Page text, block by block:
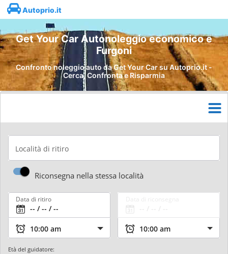
Autoprio.it
Get Your Car Autonoleggio economico e
Furgoni
Confronto noleggio auto da Get Your Car su Autoprio.it -
Cerca, Confronta e Risparmia
Località di ritiro
Riconsegna nella stessa località
Data di ritiro
Età del guidatore: